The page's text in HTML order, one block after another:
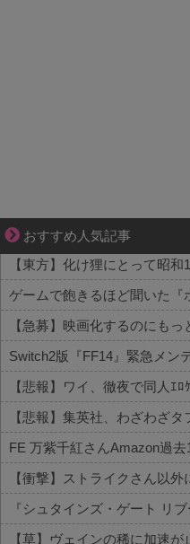
おすすめ人気記事
成長の先で気づいた想い、不
【東方】化け狸にとって昭和
ゲームで飽きるほど聞いた『
【急募】映画化するのにも
Switch2版『FF14』緊急メン
【悲報】ワイ、徹夜で同人ｴ
【悲報】集英社、わざわざ
【草】ヴェインの稀に加速